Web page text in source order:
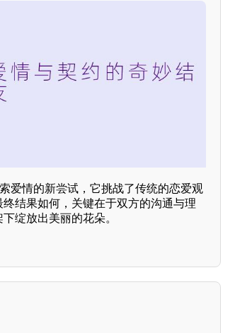
爱情的新尝试，它挑战了传统的恋爱观
结果如何，关键在于双方的沟通与理
绽放出美丽的花朵。